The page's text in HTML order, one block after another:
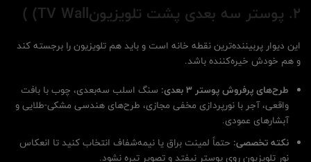
2. پوستر سه بعدی پشت تلویزیون TV Wall)
)
این دیوار پربیننده‌ترین نقطه خانه است و باید هم تلویزیون را برجسته کند
و هم خودش خیره‌کننده باشد.
طرح‌های پرفروش پوستر 3 بعدی:
سنگ اسلب سه‌بعدی، چوب با بافت
واقعی، آجر با نورپردازی مخفی مجازی، طرح‌های هندسی مشکی-طلایی و
آبشارهای عمودی.
نکته تخصصی: حتماً لمینت براق یا نیمه‌شفاف انتخاب کنید تا انعکاس
نور تلویزیون روی پوستر نیفتد و تصویر تیره نشود.